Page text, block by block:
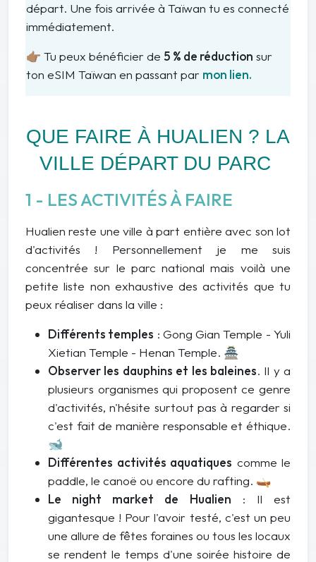
départ. Une fois arrivée à Taïwan tu es connecté
immédiatement.
👉🏽 Tu peux bénéficier de 5 % de réduction sur
ton eSIM Taïwan en passant par mon lien.
QUE FAIRE À HUALIEN ? LA
VILLE DÉPART DU PARC
1 - LES ACTIVITÉS À FAIRE
Hualien reste une ville à part entière avec son lot
d'activités ! Personnellement je me suis
concentrée sur le parc national mais voilà une
petite liste non exhaustive des activités que tu
peux réaliser dans la ville :
Différents temples : Gong Gian Temple - Yuli
Xietian Temple - Henan Temple. 🏯
Observer les dauphins et les baleines. Il y a
plusieurs organismes qui proposent ce genre
d'activités, n'hésite surtout pas à regarder si
c'est fait de manière responsable et éthique.
🐋
Différentes activités aquatiques comme le
paddle, le canoë ou encore du rafting. 🛶
Le night market de Hualien : Il est
gigantesque ! Pour l'avoir testé, c'est un peu
une allure de fêtes foraines ou tous les locaux
se rendent le temps d'une soirée histoire de